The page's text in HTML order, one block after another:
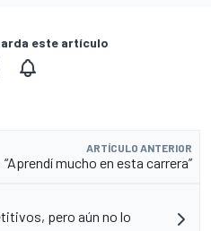
este artículo
ARTÍCULO ANTERIOR
mucho en esta carrera”
pero aún no lo